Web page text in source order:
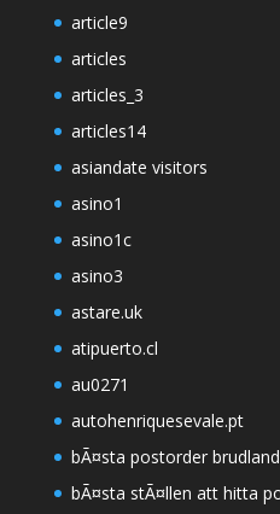
article9
articles
articles_3
articles14
asiandate visitors
asino1
asino1c
asino3
astare.uk
atipuerto.cl
au0271
autohenriquesevale.pt
bÃ¤sta postorder brudland
bÃ¤sta stÃ¤llen att hitta